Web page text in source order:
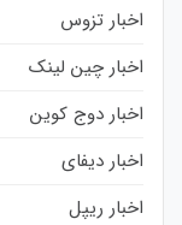
اخبار تزوس
اخبار چین لینک
اخبار دوج کوین
اخبار دیفای
اخبار ریپل